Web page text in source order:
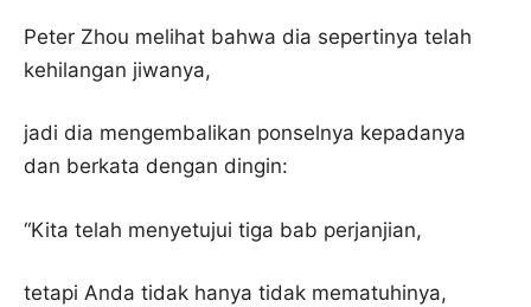
Peter Zhou melihat bahwa dia sepertinya telah
kehilangan jiwanya,
jadi dia mengembalikan ponselnya kepadanya
dan berkata dengan dingin:
“Kita telah menyetujui tiga bab perjanjian,
tetapi Anda tidak hanya tidak mematuhinya,